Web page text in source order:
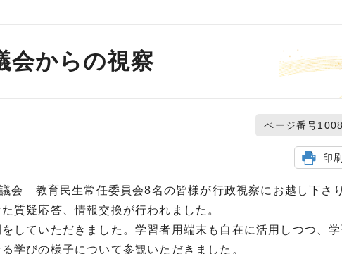
会からの視察
ページ番号
印刷
会 教育民生常任委員会8名の皆様が行政視察にお越し下さ
質疑応答、情報交換が行われました。
していただきました。学習者用端末も自在に活用しつつ、
学びの様子について参観いただきました。